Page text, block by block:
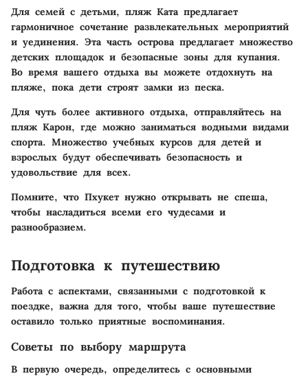
Для семей с детьми, пляж Катапредлагает
гармоничное сочетание развлекательных мероприятий
и уединения. Эта часть острова предлагает множество
детских площадок и безопасные зоны для купания.
Во время вашего отдыха вы можете отдохнуть на
пляже, пока дети строят замки из песка.
Для чуть более активного отдыха, отправляйтесь на
пляж Карон, где можно заниматься водными видами
спорта. Множество учебных курсов для детей и
взрослых будут обеспечивать безопасность и
удовольствие для всех.
Помните, что Пхукет нужно открывать не спеша,
чтобы насладиться всеми его чудесами и
разнообразием.
Подготовка к путешествию
Работа с аспектами, связанными с подготовкой к
поездке, важна для того, чтобы ваше путешествие
оставило только приятные воспоминания.
Советы по выбору маршрута
В первую очередь, определитесь с основными